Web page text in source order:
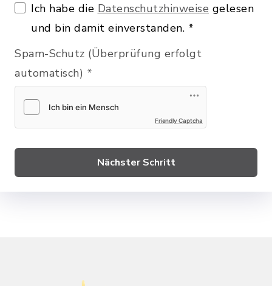
Ich habe die Datenschutzhinweise gelesen
und bin damit einverstanden. *
Spam-Schutz (Überprüfung erfolgt
automatisch) *
Friendly Captcha
Nächster Schritt